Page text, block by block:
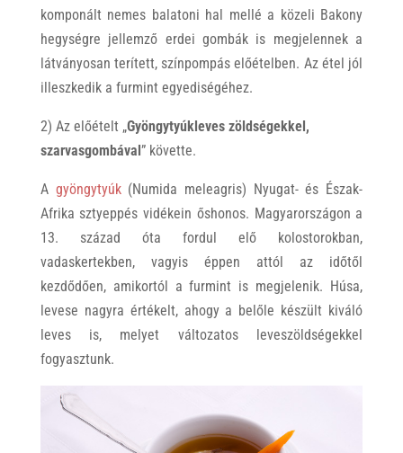
komponált nemes balatoni hal mellé a közeli Bakony
hegységre jellemző erdei gombák is megjelennek a
látványosan terített, színpompás előételben. Az étel jól
illeszkedik a furmint egyediségéhez.
2) Az előételt „Gyöngytyúkleves zöldségekkel,
szarvasgombával” követte.
A gyöngytyúk(Numida meleagris) Nyugat- és Észak-
Afrika sztyeppés vidékein őshonos. Magyarországon a
13. század óta fordul elő kolostorokban,
vadaskertekben, vagyis éppen attól az időtől
kezdődően, amikortól a furmint is megjelenik. Húsa,
levese nagyra értékelt, ahogy a belőle készült kiváló
leves is, melyet változatos leveszöldségekkel
fogyasztunk.